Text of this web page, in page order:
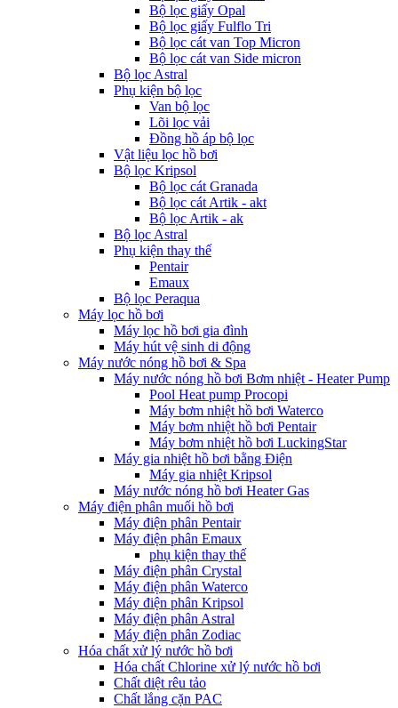
Bộ lọc giấy Opal
Bộ lọc giấy Fulflo Tri
Bộ lọc cát van Top Micron
Bộ lọc cát van Side micron
Bộ lọc Astral
Phụ kiện bộ lọc
Van bộ lọc
Lõi lọc vải
Đồng hồ áp bộ lọc
Vật liệu lọc hồ bơi
Bộ lọc Kripsol
Bộ lọc cát Granada
Bộ lọc cát Artik - akt
Bộ lọc Artik - ak
Bộ lọc Astral
Phụ kiện thay thế
Pentair
Emaux
Bộ lọc Peraqua
Máy lọc hồ bơi
Máy lọc hồ bơi gia đình
Máy hút vệ sinh di động
Máy nước nóng hồ bơi & Spa
Máy nước nóng hồ bơi Bơm nhiệt - Heater Pump
Pool Heat pump Procopi
Máy bơm nhiệt hồ bơi Waterco
Máy bơm nhiệt hồ bơi Pentair
Máy bơm nhiệt hồ bơi LuckingStar
Máy gia nhiệt hồ bơi bằng Điện
Máy gia nhiệt Kripsol
Máy nước nóng hồ bơi Heater Gas
Máy điện phân muối hồ bơi
Máy điện phân Pentair
Máy điện phân Emaux
phụ kiện thay thế
Máy điện phân Crystal
Máy điện phân Waterco
Máy điện phân Kripsol
Máy điện phân Astral
Máy điện phân Zodiac
Hóa chất xử lý nước hồ bơi
Hóa chất Chlorine xử lý nước hồ bơi
Chất diệt rêu tảo
Chất lắng cặn PAC